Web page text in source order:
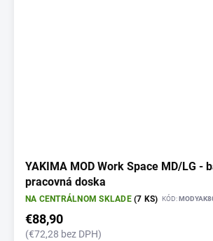
YAKIMA MOD Work Space MD/LG -
pracovná doska
NA CENTRÁLNOM SKLADE(7 KS) KÓD:
€88,90
(€72,28 bez DPH)